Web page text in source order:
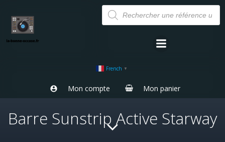
Aller
au
contenu
Recherche
de
produits
French ▼
Mon compte Mon panier
Barre Sunstrip Active Starway